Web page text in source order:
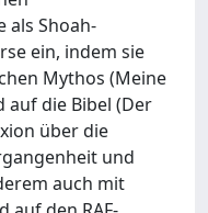
als Shoah-
ein, indem sie
Mythos (Meine
auf die Bibel (Der
über die
und
auch mit